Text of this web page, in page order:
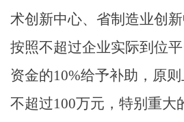
术创新中心、省制造业创
按照不超过企业实际到位
资金的10%给予补助，原
不超过100万元 ， 特别重大